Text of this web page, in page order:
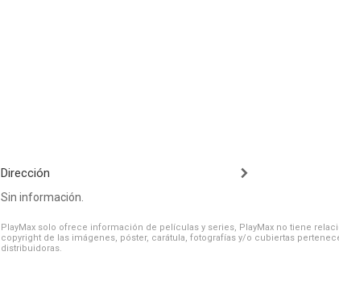
Dirección
Sin información.
PlayMax solo ofrece información de películas y series, PlayMax no tiene
copyright de las imágenes, póster, carátula, fotografías y/o cubiertas
distribuidoras.